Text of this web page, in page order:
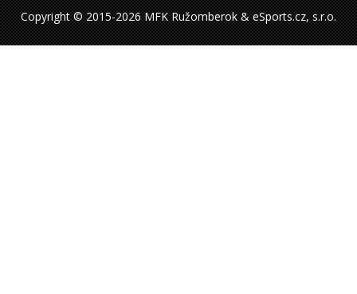
Copyright © 2015-2026 MFK Ružomberok & eSports.cz, s.r.o.